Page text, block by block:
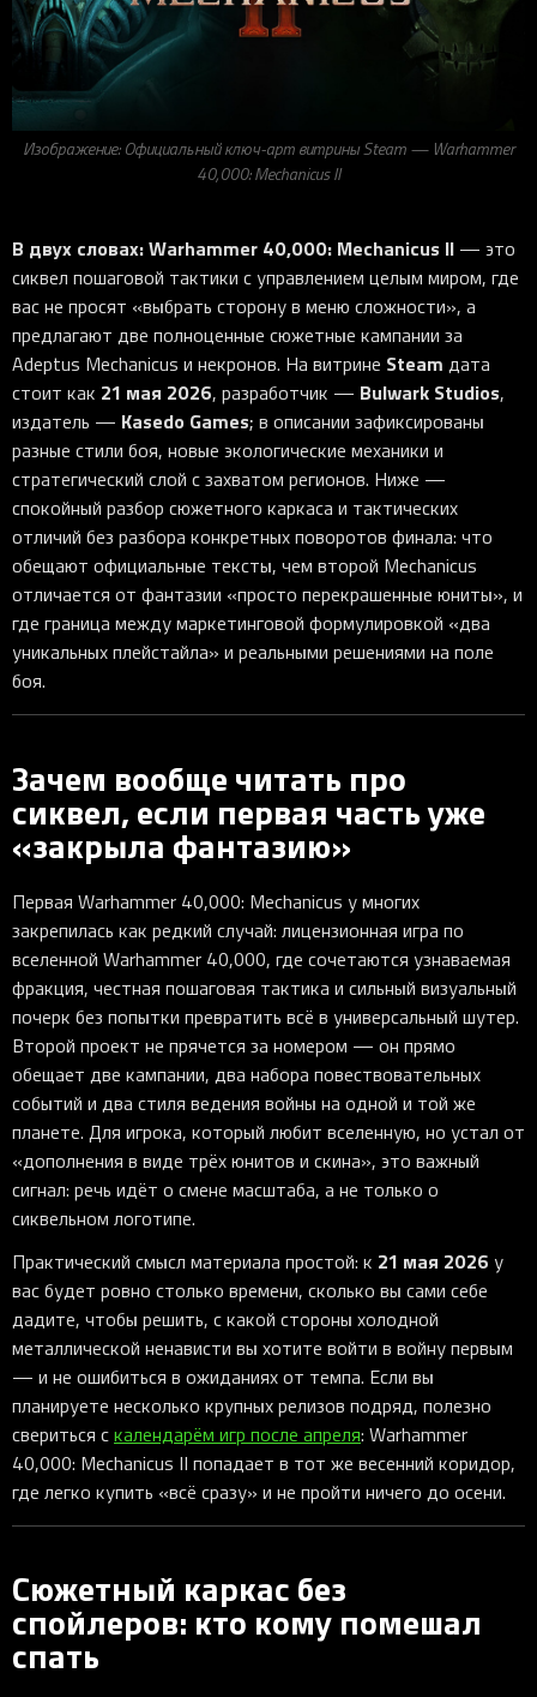
Рюкзаки
Аксессуары
Новинки
Pro Click
Аксессуары для мышей
Игровые мыши
Tartarus
Аксессуары для клавиатур
Все клавиатуры
Hammerhead
Аксессуары для аудио
Все аудио для ПК
Wireless Control Pod
Kraken Kitty
Kiyo
Контроллеры
Goliathus
Firefly
HyperFlux V2
Pro Glide
Pro Click V2
Pro Click V2 Vertical
Pro Type Ergo
Аксессуары
Коллаборации
Софт
THX Spatial
7.1 Sound
Synapse 2 Legacy
Virtual Ring Light
Razer Axon
Streamer Companion App
Cortex
iOS-приложения
Киберспорт
Игровые ивенты
Изображение: Официальный ключ-арт витрины Steam — Warhammer
40,000: Mechanicus II
В двух словах:Warhammer 40,000: Mechanicus II — это
сиквел пошаговой тактики с управлением целым миром, где
вас не просят «выбрать сторону в меню сложности», а
предлагают две полноценные сюжетные кампании за
Adeptus Mechanicus и некронов. На витрине Steam дата
стоит как 21 мая 2026, разработчик — Bulwark Studios,
издатель — Kasedo Games; в описании зафиксированы
разные стили боя, новые экологические механики и
стратегический слой с захватом регионов. Ниже —
спокойный разбор сюжетного каркаса и тактических
отличий без разбора конкретных поворотов финала: что
обещают официальные тексты, чем второй Mechanicus
отличается от фантазии «просто перекрашенные юниты», и
где граница между маркетинговой формулировкой «два
уникальных плейстайла» и реальными решениями на поле
боя.
Зачем вообще читать про
сиквел, если первая часть уже
«закрыла фантазию»
Первая Warhammer 40,000: Mechanicus у многих
закрепилась как редкий случай: лицензионная игра по
вселенной Warhammer 40,000, где сочетаются узнаваемая
фракция, честная пошаговая тактика и сильный визуальный
почерк без попытки превратить всё в универсальный шутер.
Второй проект не прячется за номером — он прямо
обещает две кампании, два набора повествовательных
событий и два стиля ведения войны на одной и той же
планете. Для игрока, который любит вселенную, но устал от
«дополнения в виде трёх юнитов и скина», это важный
сигнал: речь идёт о смене масштаба, а не только о
сиквельном логотипе.
Практический смысл материала простой: к 21 мая 2026 у
вас будет ровно столько времени, сколько вы сами себе
дадите, чтобы решить, с какой стороны холодной
металлической ненависти вы хотите войти в войну первым
— и не ошибиться в ожиданиях от темпа. Если вы
планируете несколько крупных релизов подряд, полезно
свериться скалендарём игр после апреля: Warhammer
40,000: Mechanicus II попадает в тот же весенний коридор,
где легко купить «всё сразу» и не пройти ничего до осени.
Сюжетный каркас без
спойлеров: кто кому помешал
спать